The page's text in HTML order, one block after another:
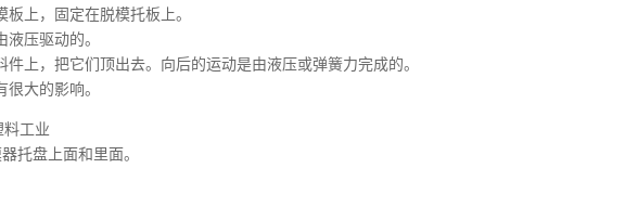
上，固定在脱模托板上。
压驱动的。
上，把它们顶出去。向后的运动是由液压或弹簧力完成的。
大的影响。
托盘上面和里面。